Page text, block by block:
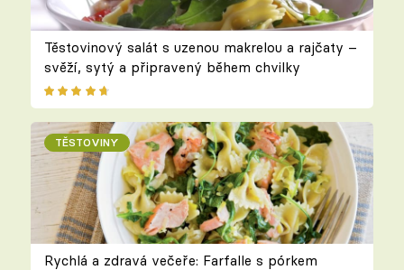
Těstovinový salát s uzenou makrelou a rajčaty –
svěží, sytý a připravený během chvilky
TĚSTOVINY
Rychlá a zdravá večeře: Farfalle s pórkem